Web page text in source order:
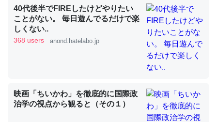
いる鋏角類（カブトガニ・ウミグモ）はカルシウムを使わ
ずキチンを強化してる筈だが、酵素が違うのか？
─ニュース :: 【研究発表】昆虫学の大問題＝「昆虫はなぜ海にいな
これを元に考えるとカルシウムを大量に使う脊椎動物と貝
類は苦労してるんだな…。腹足類だと殻を無くしてナメク
40代後半でFIREしたけどやりたい
ことがない。 毎日遊んでるだけで楽
しくない..
368 users anond.hatelabo.jp
映画「ちいかわ」を徹底的に国際政
治学の視点から観ると（その１）